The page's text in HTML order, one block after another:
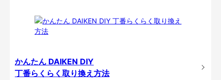
かんたん DAIKEN DIY
丁番らくらく取り換え方法